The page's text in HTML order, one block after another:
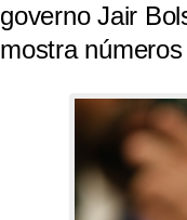
governo Jair
mostra